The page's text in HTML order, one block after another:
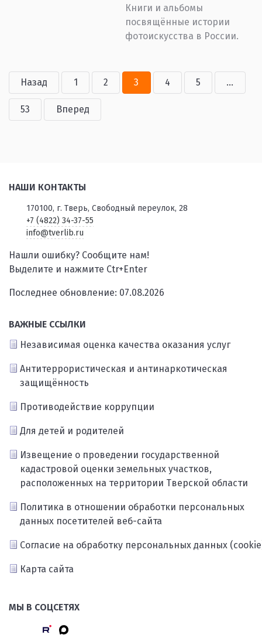
Книги и альбомы
посвящённые истории
фотоискусства в России.
Назад 1 2 3 4 5 ...
53 Вперед
НАШИ КОНТАКТЫ
170100, г. Тверь, Свободный переулок, 28
+7 (4822) 34-37-55
info@tverlib.ru
Нашли ошибку? Сообщите нам!
Выделите и нажмите Ctr+Enter
Последнее обновление: 07.08.2026
ВАЖНЫЕ ССЫЛКИ
Независимая оценка качества оказания услуг
Антитеррористическая и антинаркотическая
защищённость
Противодействие коррупции
Для детей и родителей
Извещение о проведении государственной
кадастровой оценки земельных участков,
расположенных на территории Тверской области
Политика в отношении обработки персональных
данных посетителей веб-сайта
Согласие на обработку персональных данных
Карта сайта
МЫ В СОЦСЕТЯХ